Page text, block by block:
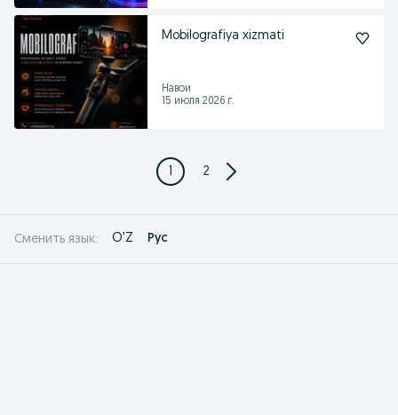
Mobilografiya xizmati
Навои
15 июля 2026 г.
1 2
Сменить язык: O'Z Рус